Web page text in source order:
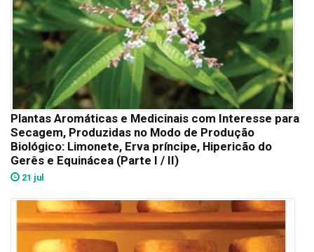
Plantas Aromáticas e Medicinais com Interesse para
Secagem, Produzidas no Modo de Produção
Biológico: Limonete, Erva príncipe, Hipericão do
Gerês e Equinácea (Parte I / II)
21 jul